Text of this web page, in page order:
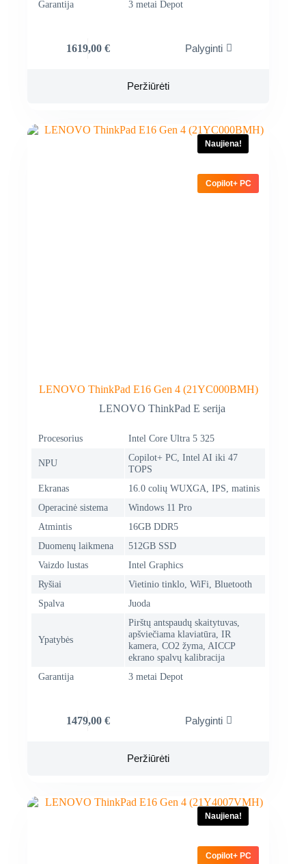
Garantija 3 metai Depot
1619,00 € Palyginti
Peržiūrėti
Naujiena!
Copilot+ PC
LENOVO ThinkPad E16 Gen 4 (21YC000BMH)
LENOVO ThinkPad E serija
Procesorius Intel Core Ultra 5 325
NPU
Copilot+ PC, Intel AI iki 47
TOPS
Ekranas
16.0 colių WUXGA, IPS, matinis
Operacinė sistema
Windows 11 Pro
Atmintis
16GB DDR5
Duomenų laikmena
512GB SSD
Vaizdo lustas
Intel Graphics
Ryšiai
Vietinio tinklo, WiFi, Bluetooth
Spalva
Juoda
Ypatybės
Pirštų antspaudų skaitytuvas,
apšviečiama klaviatūra, IR
kamera, CO2 žyma, AICCP
ekrano spalvų kalibracija
Garantija
3 metai Depot
1479,00 € Palyginti
Peržiūrėti
Naujiena!
Copilot+ PC